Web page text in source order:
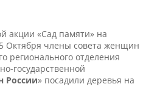
акции «Сад памяти» на
Октября члены совета женщин
регионального отделения
государственной
России» посадили деревья на